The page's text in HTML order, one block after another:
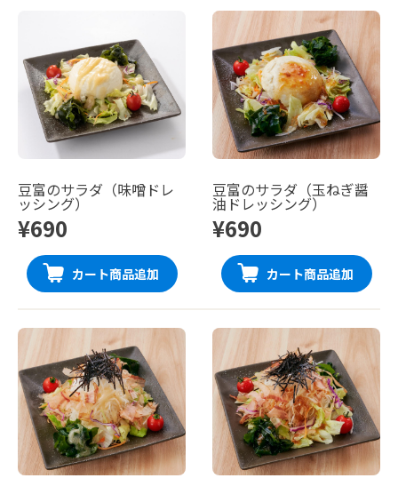
豆富のサラダ（味噌ドレ
ッシング）
¥690
カート商品追加
豆富のサラダ（玉ねぎ醤
油ドレッシング）
¥690
カート商品追加